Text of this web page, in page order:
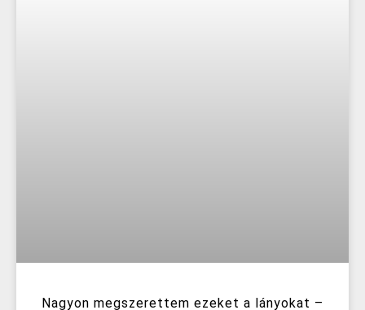
Nagyon megszerettem ezeket a lányokat –